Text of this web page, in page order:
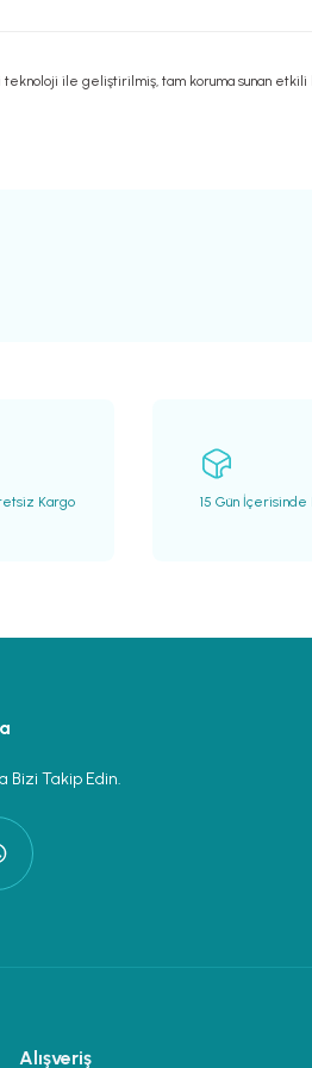
ile geliştirilmiş, tam koruma sunan
Kargo 15 Gün
Bizi Takip Edin.
Alışveriş